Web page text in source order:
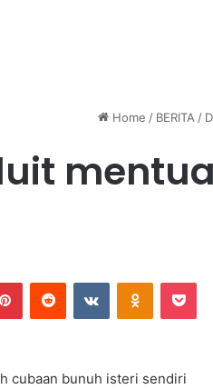
Home / BERITA /
cubaan bunuh isteri sendiri